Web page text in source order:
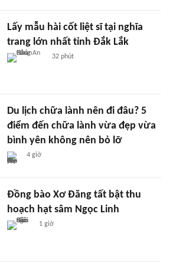
Lấy mẫu hài cốt liệt sĩ tại nghĩa
trang lớn nhất tỉnh Đắk Lắk
32 phút
Du lịch chữa lành nên đi đâu? 5
điểm đến chữa lành vừa đẹp vừa
bình yên không nên bỏ lỡ
4 giờ
Đồng bào Xơ Đăng tất bật thu
hoạch hạt sâm Ngọc Linh
1 giờ